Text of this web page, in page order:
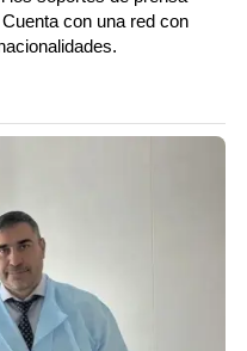
con una red con